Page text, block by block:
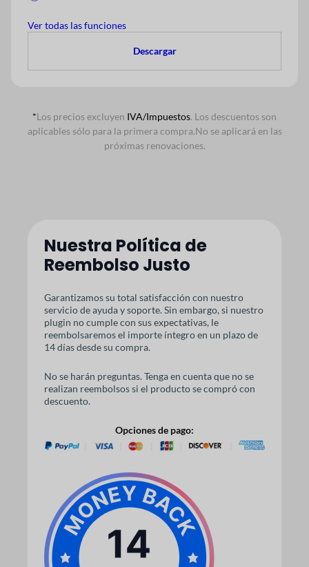
Ver todas las funciones
Descargar
*Los precios excluyen IVA/Impuestos. Los descuentos son
aplicables sólo para la primera compra.No se aplicará en las
próximas renovaciones.
Nuestra Política de
Reembolso Justo
Garantizamos su total satisfacción con nuestro
servicio de ayuda y soporte. Sin embargo, si nuestro
plugin no cumple con sus expectativas, le
reembolsaremos el importe íntegro en un plazo de
14 días desde su compra.
No se harán preguntas. Tenga en cuenta que no se
realizan reembolsos si el producto se compró con
descuento.
Opciones de pago: